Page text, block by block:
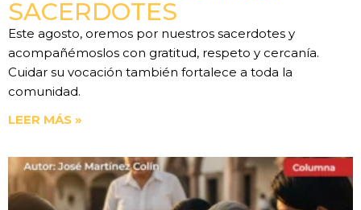
SACERDOTES
Este agosto, oremos por nuestros sacerdotes y
acompañémoslos con gratitud, respeto y cercanía.
Cuidar su vocación también fortalece a toda la
comunidad.
LEER MÁS »